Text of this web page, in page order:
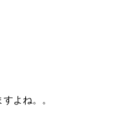
よね。。